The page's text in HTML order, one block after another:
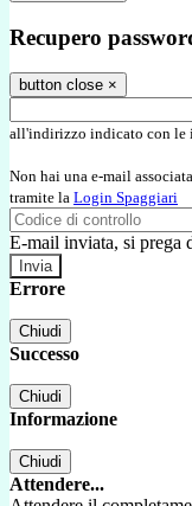
Recupero
button close ×
all'indirizzo indicato con le
Non hai una e-mail
tramite la Login Spaggiari
E-mail inviata, si prega
Errore
Chiudi
Successo
Chiudi
Informazione
Chiudi
Attendere...